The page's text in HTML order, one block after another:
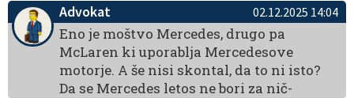
Advokat
02.12.2025 14:04
Eno je moštvo Mercedes, drugo pa
McLaren ki uporablja Mercedesove
motorje. A še nisi skontal, da to ni isto?
Da se Mercedes letos ne bori za nič-